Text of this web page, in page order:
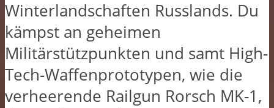
Winterlandschaften Russlands. Du
kämpst an geheimen
Militärstützpunkten und samt High-
Tech-Waffenprototypen, wie die
verheerende Railgun Rorsch MK-1,